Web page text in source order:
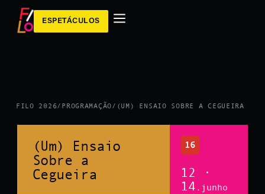
ESPETÁCULOS
FILO 2026/ PROGRAMAÇÃO/ (UM) ENSAIO SOBRE A CEGUEIRA
(Um) Ensaio
Sobre a
Cegueira
16
12 ·
14 .junho